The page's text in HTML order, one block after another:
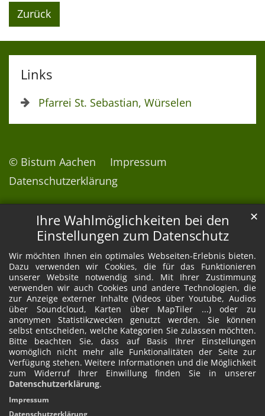
Ihre Wahlmöglichkeiten bei den
Einstellungen zum Datenschutz
Wir möchten Ihnen ein optimales Webseiten-Erlebnis bieten.
Dazu verwenden wir Cookies, die für das Funktionieren
unserer Website notwendig sind. Mit Ihrer Zustimmung
verwenden wir auch Cookies und andere Technologien, die
zur Anzeige externer Inhalte (Videos über Youtube, Audios
über Soundcloud, Karten über MapTiler ...) oder zu
anonymen Statistikzwecken genutzt werden. Sie können
selbst entscheiden, welche Kategorien Sie zulassen möchten.
Bitte beachten Sie, dass auf Basis Ihrer Einstellungen
womöglich nicht mehr alle Funktionalitäten der Seite zur
Verfügung stehen. Weitere Informationen und die Möglichkeit
zum Widerruf Ihrer Einwillung finden Sie in unserer
Datenschutzerklärung.
✕
Impressum
Zurück
Links
Pfarrei St. Sebastian, Würselen
© Bistum Aachen
Impressum
Datenschutzerklärung